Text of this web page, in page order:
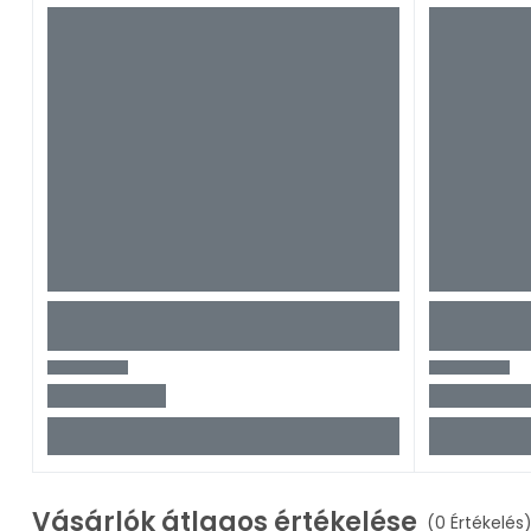
Vásárlók átlagos értékelése (0 Értékelés)